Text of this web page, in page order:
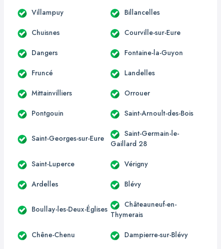
Villampuy Billancelles
Chuisnes Courville-sur-Eure
Dangers Fontaine-la-Guyon
Fruncé Landelles
Mittainvilliers Orrouer
Pontgouin Saint-Arnoult-des-Bois
Saint-Georges-sur-Eure
Saint-Germain-le-
Gaillard 28
Saint-Luperce Vérigny
Ardelles Blévy
Boullay-les-Deux-Églises
Châteauneuf-en-
Thymerais
Chêne-Chenu Dampierre-sur-Blévy